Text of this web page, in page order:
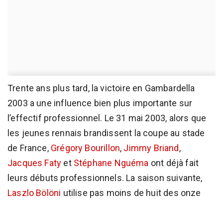
Trente ans plus tard, la victoire en Gambardella
2003 a une influence bien plus importante sur
l’effectif professionnel. Le 31 mai 2003, alors que
les jeunes rennais brandissent la coupe au stade
de France, Grégory Bourillon, Jimmy Briand,
Jacques Faty et Stéphane Nguéma ont déjà fait
leurs débuts professionnels. La saison suivante,
Laszlo Bölöni utilise pas moins de huit des onze